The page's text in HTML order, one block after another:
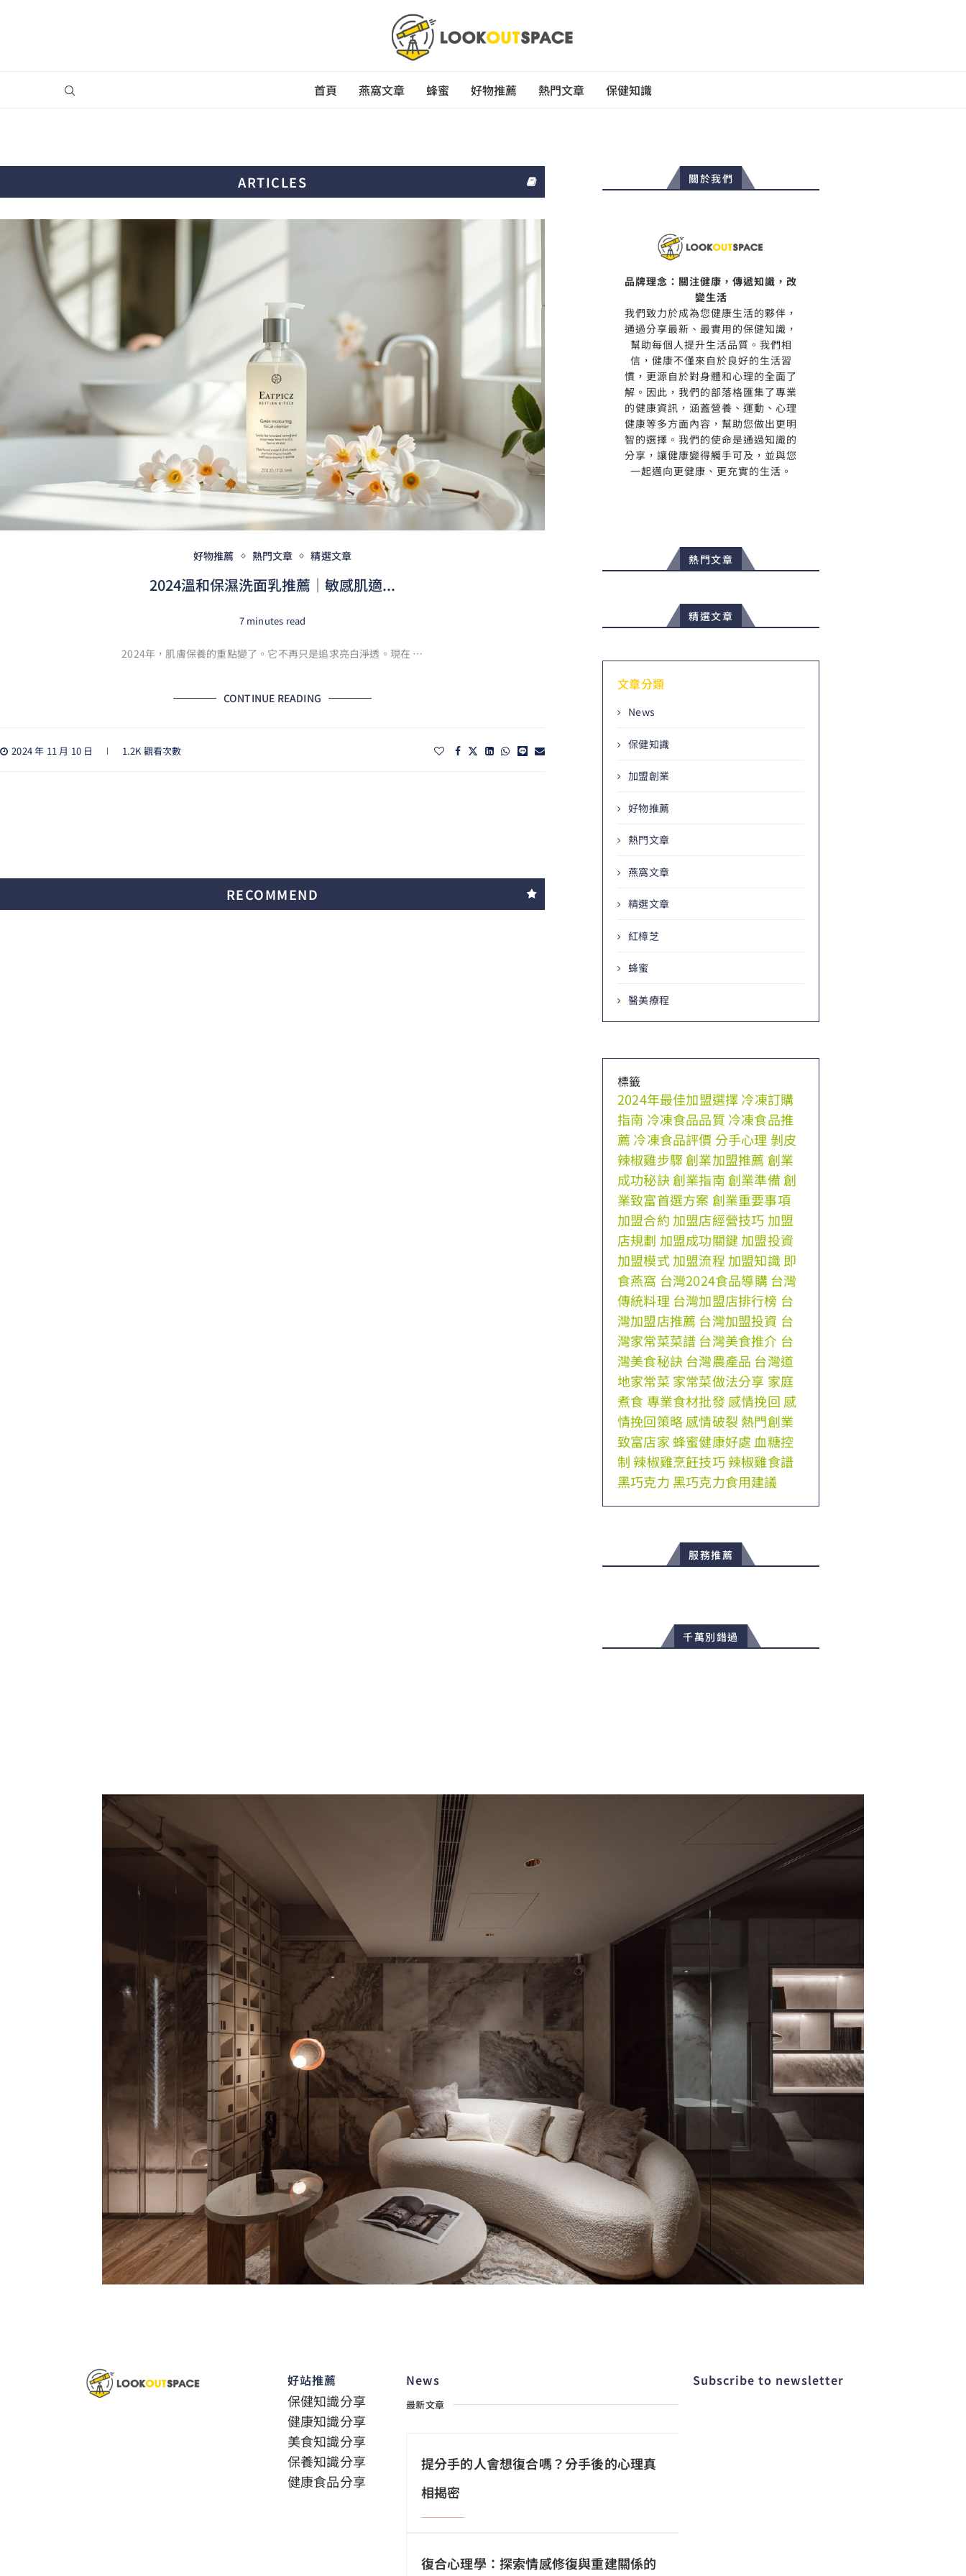
首頁 燕窩文章 蜂蜜 好物推薦 熱門文章 保健知識
ARTICLES
好物推薦 熱門文章 精選文章
2024溫和保濕洗面乳推薦｜敏感肌適...
7 minutes read
2024年，肌膚保養的重點變了。它不再只是追求亮白淨透。現在 …
CONTINUE READING
2024 年 11 月 10 日 1.2K 觀看次數
RECOMMEND
關於我們
品牌理念：關注健康，傳遞知識，改
變生活
我們致力於成為您健康生活的夥伴，
通過分享最新、最實用的保健知識，
幫助每個人提升生活品質。我們相
信，健康不僅來自於良好的生活習
慣，更源自於對身體和心理的全面了
解。因此，我們的部落格匯集了專業
的健康資訊，涵蓋營養、運動、心理
健康等多方面內容，幫助您做出更明
智的選擇。我們的使命是通過知識的
分享，讓健康變得觸手可及，並與您
一起邁向更健康、更充實的生活。
熱門文章
精選文章
文章分類
News
保健知識
加盟創業
好物推薦
熱門文章
燕窩文章
精選文章
紅樟芝
蜂蜜
醫美療程
標籤
2024年最佳加盟選擇冷凍訂購
指南 冷凍食品品質 冷凍食品推
薦 冷凍食品評價 分手心理 剝皮
辣椒雞步驟 創業加盟推薦 創業
成功秘訣創業指南創業準備創
業致富首選方案創業重要事項
加盟合約 加盟店經營技巧 加盟
店規劃 加盟成功關鍵加盟投資
加盟模式加盟流程 加盟知識即
食燕窩 台灣2024食品導購 台灣
傳統料理 台灣加盟店排行榜 台
灣加盟店推薦 台灣加盟投資 台
灣家常菜菜譜 台灣美食推介 台
灣美食秘訣 台灣農產品 台灣道
地家常菜 家常菜做法分享 家庭
煮食 專業食材批發 感情挽回 感
情挽回策略感情破裂 熱門創業
致富店家 蜂蜜健康好處 血糖控
制 辣椒雞烹飪技巧辣椒雞食譜
黑巧克力 黑巧克力食用建議
服務推薦
千萬別錯過
好站推薦
保健知識分享
健康知識分享
美食知識分享
保養知識分享
健康食品分享
News
最新文章
提分手的人會想復合嗎？分手後的心理真
相揭密
復合心理學：探索情感修復與重建關係的
Subscribe to newsletter​